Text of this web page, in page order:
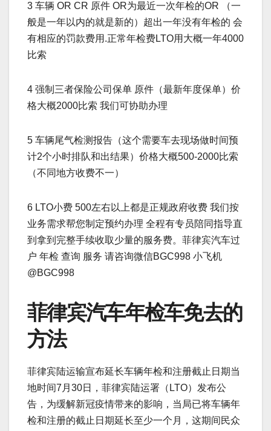
3 车辆 OR CR 原件 OR为最近一次年检的OR （一
般是一年以内的就是新的）超出一年没有年检的 会
有相应的罚款费用.正常年检费LTO用大概一年4000
比索
4 强制三者保险公司保单 原件（最新年度保单）价
格大概2000比索 我们可协助办理
5 车辆尾气检测报告（这个需要车去现场做时间预
计2个小时排队和出结果）价格大概500-2000比索
（不同地方收费不一）
6 LTO小费 500左右以上都是正规政府收费 我们按
业务需求帮您制定预约办理 全程有专员陪同指导直
到拿到完整手续收取少量的服务费。菲律宾汽车过
户 年检 查询 服务 请咨询微信BGC998 小飞机
@BGC998
菲律宾汽车年检车免去的
方法
菲律宾陆运输宣布延长车辆年检和注册截止日期当
地时间7月30日，菲律宾陆运署（LTO）发布公
告，为缓解新冠疫情带来的影响，当局已将车辆年
检和注册的截止日期延长至少一个月，这期间民众